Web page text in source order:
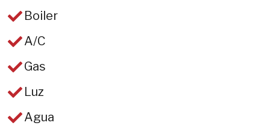
Boiler
A/C
Gas
Luz
Agua